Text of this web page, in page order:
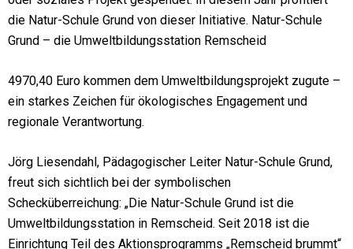
die Natur-Schule Grund von dieser Initiative. Natur-Schule
Grund – die Umweltbildungsstation Remscheid
4970,40 Euro kommen dem Umweltbildungsprojekt zugute –
ein starkes Zeichen für ökologisches Engagement und
regionale Verantwortung.
Jörg Liesendahl, Pädagogischer Leiter Natur-Schule Grund,
freut sich sichtlich bei der symbolischen
Schecküberreichung: „Die Natur-Schule Grund ist die
Umweltbildungsstation in Remscheid. Seit 2018 ist die
Einrichtung Teil des Aktionsprogramms „Remscheid brummt“